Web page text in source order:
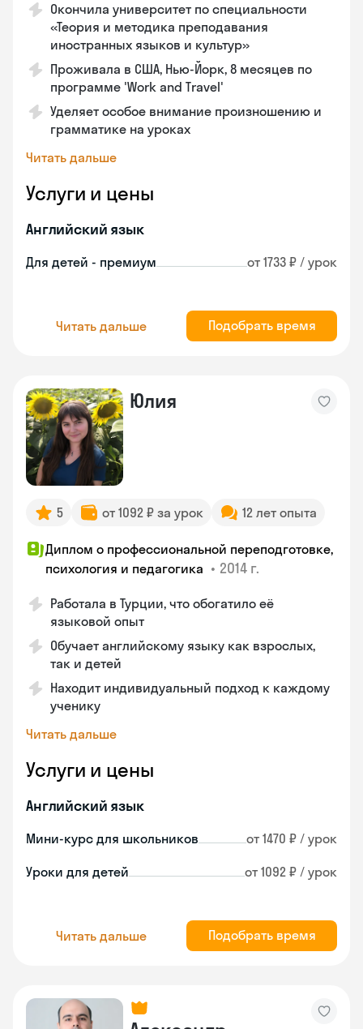
Окончила университет по специальности
«Теория и методика преподавания
иностранных языков и культур»
Проживала в США, Нью-Йорк, 8 месяцев по
программе 'Work and Travel'
Уделяет особое внимание произношению и
грамматике на уроках
Читать дальше
Услуги и цены
Английский язык
Для детей - премиум от 1733 ₽ / урок
Читать дальше Подобрать время
Юлия
5 от 1092 ₽ за урок 12 лет опыта
Диплом о профессиональной переподготовке,
психология и педагогика • 2014 г.
Работала в Турции, что обогатило её
языковой опыт
Обучает английскому языку как взрослых,
так и детей
Находит индивидуальный подход к каждому
ученику
Читать дальше
Услуги и цены
Английский язык
Мини-курс для школьников от 1470 ₽ / урок
Уроки для детей от 1092 ₽ / урок
Читать дальше Подобрать время